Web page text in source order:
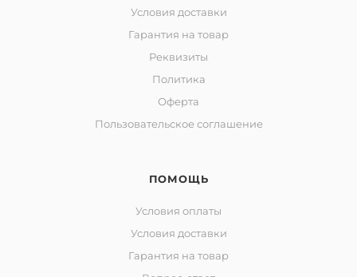
Условия доставки
Гарантия на товар
Реквизиты
Политика
Оферта
Пользовательское соглашение
ПОМОЩЬ
Условия оплаты
Условия доставки
Гарантия на товар